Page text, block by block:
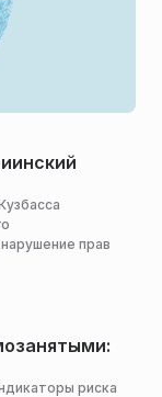
прав
риска